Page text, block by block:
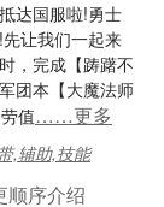
达国服啦!勇士
让我们一起来
，完成【踌躇不
团本【大魔法师
值……更多
,辅助,技能